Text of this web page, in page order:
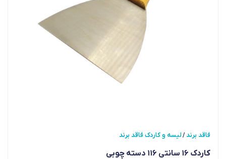
فاقد برند/لیسه و کاردک فاقد برند
کاردک 16 سانتی 116 دسته چوبی